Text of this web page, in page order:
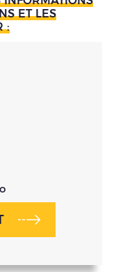
ET LES
: